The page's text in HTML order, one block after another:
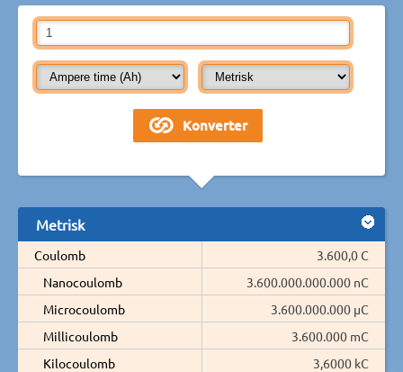
Metrisk
Coulomb
3.600,0 C
Nanocoulomb
3.600.000.000.000 nC
Microcoulomb
3.600.000.000 µC
Millicoulomb
3.600.000 mC
Kilocoulomb
3,6000 kC